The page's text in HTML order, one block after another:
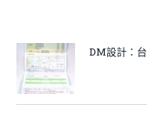
DM設計：